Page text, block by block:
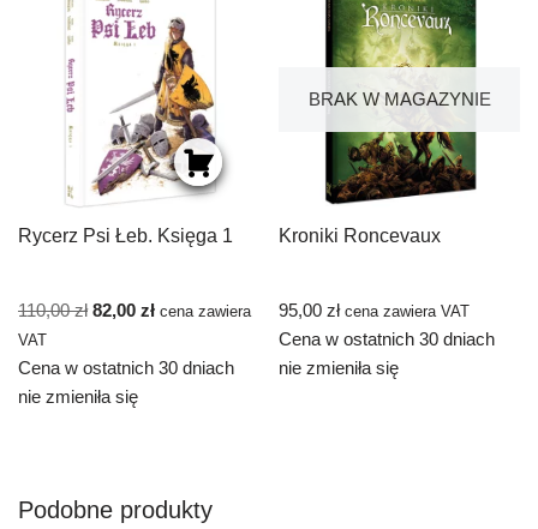
Rycerz Psi Łeb. Księga 1
110,00zł 82,00 zł cena zawiera
VAT
Cena w ostatnich 30 dniach
nie zmieniła się
BRAK W MAGAZYNIE
Kroniki Roncevaux
95,00zł cena zawiera VAT
Cena w ostatnich 30 dniach
nie zmieniła się
Podobne produkty